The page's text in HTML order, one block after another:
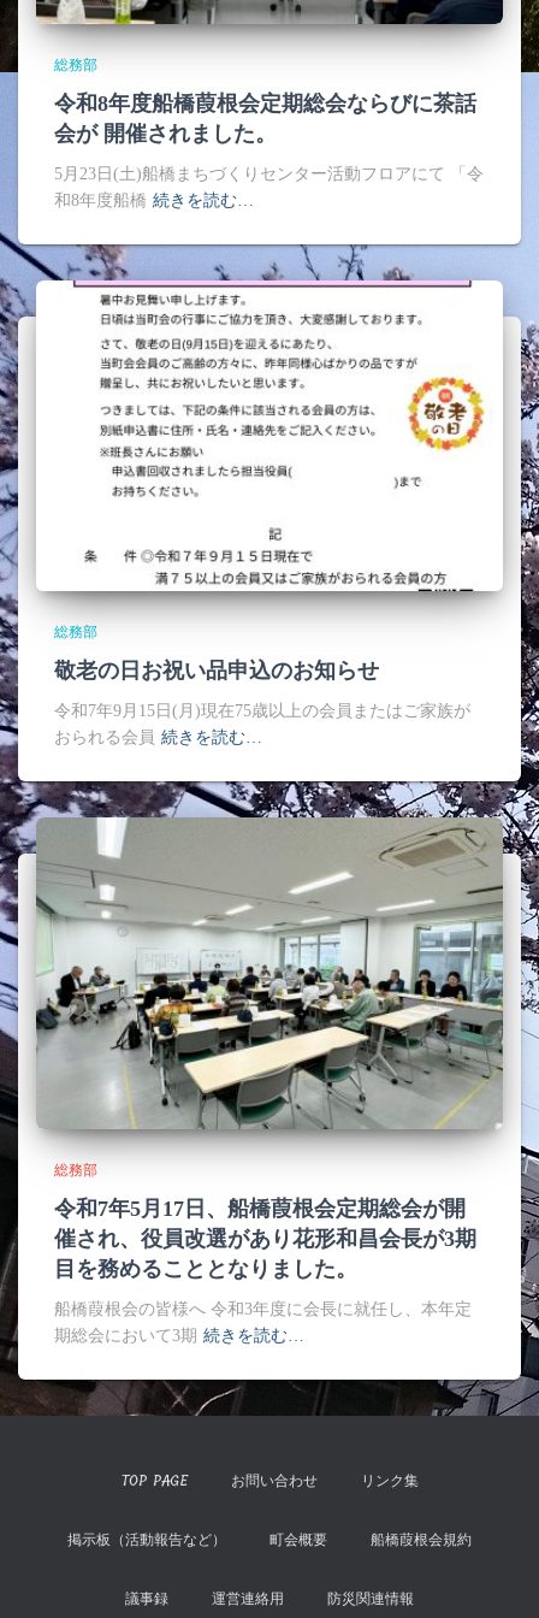
総務部
令和8年度船橋葭根会定期総会ならびに茶話
会が 開催されました。
5月23日(土)船橋まちづくりセンター活動フロアにて 「令
和8年度船橋 続きを読む…
総務部
敬老の日お祝い品申込のお知らせ
令和7年9月15日(月)現在75歳以上の会員またはご家族が
おられる会員 続きを読む…
総務部
令和7年5月17日、船橋葭根会定期総会が開
催され、役員改選があり花形和昌会長が3期
目を務めることとなりました。
船橋葭根会の皆様へ 令和3年度に会長に就任し、本年定
期総会において3期 続きを読む…
TOP PAGE お問い合わせ リンク集
掲示板（活動報告など） 町会概要 船橋葭根会規約
議事録 運営連絡用 防災関連情報